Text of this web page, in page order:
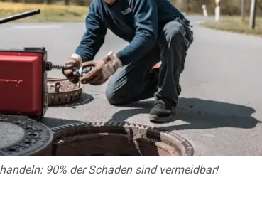
90% der Schäden sind vermeidbar!